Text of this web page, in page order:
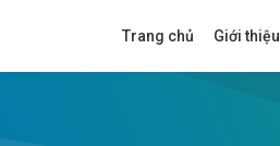
Trang chủ Giới thiệu